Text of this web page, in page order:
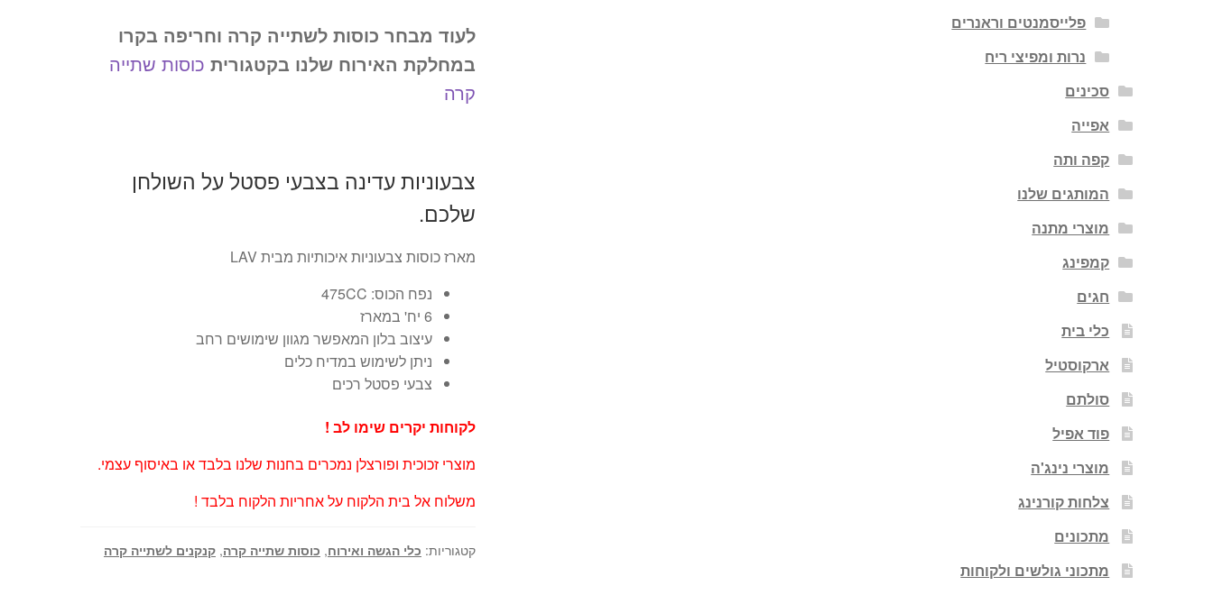
לעוד מבחר כוסות לשתייה קרה וחריפה בקרו
במחלקת האירוח שלנו בקטגורית כוסות שתייה
קרה
צבעוניות עדינה בצבעי פסטל על השולחן
שלכם.
מארז כוסות צבעוניות איכותיות מבית LAV
נפח הכוס: 475CC
6 יח' במארז
עיצוב בלון המאפשר מגוון שימושים רחב
ניתן לשימוש במדיח כלים
צבעי פסטל רכים
לקוחות יקרים שימו לב !
מוצרי זכוכית ופורצלן נמכרים בחנות שלנו בלבד או באיסוף עצמי.
משלוח אל בית הלקוח על אחריות הלקוח בלבד !
קטגוריות: כלי הגשה ואירוח, כוסות שתייה קרה,קנקנים לשתייה קרה
פלייסמנטים וראנרים
נרות ומפיצי ריח
סכינים
אפייה
קפה ותה
המותגים שלנו
מוצרי מתנה
קמפינג
חגים
כלי בית
ארקוסטיל
סולתם
פוד אפיל
מוצרי נינג'ה
צלחות קורנינג
מתכונים
מתכוני גולשים ולקוחות